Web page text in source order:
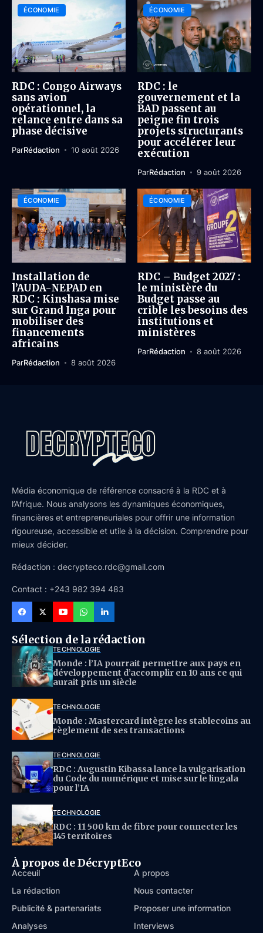
ÉCONOMIE
RDC : Congo Airways
sans avion
opérationnel, la
relance entre dans sa
phase décisive
ParRédaction 10 août 2026
ÉCONOMIE
RDC : le
gouvernement et la
BAD passent au
peigne fin trois
projets structurants
pour accélérer leur
exécution
ParRédaction 9 août 2026
ÉCONOMIE
Installation de
l’AUDA-NEPAD en
RDC : Kinshasa mise
sur Grand Inga pour
mobiliser des
financements
africains
ParRédaction 8 août 2026
ÉCONOMIE
RDC – Budget 2027 :
le ministère du
Budget passe au
crible les besoins des
institutions et
ministères
ParRédaction 8 août 2026
Média économique de référence consacré à la RDC et à
l’Afrique. Nous analysons les dynamiques économiques,
financières et entrepreneuriales pour offrir une information
rigoureuse, accessible et utile à la décision. Comprendre pour
mieux décider.
Rédaction : decrypteco.rdc@gmail.com
Contact : +243 982 394 483
Sélection de la rédaction
TECHNOLOGIE
Monde : l’IA pourrait permettre aux pays en
développement d’accomplir en 10 ans ce qui
aurait pris un siècle
TECHNOLOGIE
Monde : Mastercard intègre les stablecoins au
règlement de ses transactions
TECHNOLOGIE
RDC : Augustin Kibassa lance la vulgarisation
du Code du numérique et mise sur le lingala
pour l’IA
TECHNOLOGIE
RDC : 11 500 km de fibre pour connecter les
145 territoires
À propos de DécryptEco
Acceuil
À propos
La rédaction
Nous contacter
Publicité & partenariats
Proposer une information
Analyses
Interviews